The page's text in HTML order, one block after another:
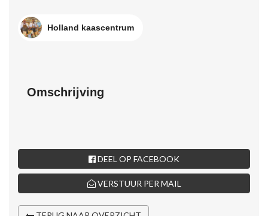
Holland kaascentrum
Omschrijving
DEEL OP FACEBOOK
VERSTUUR PER MAIL